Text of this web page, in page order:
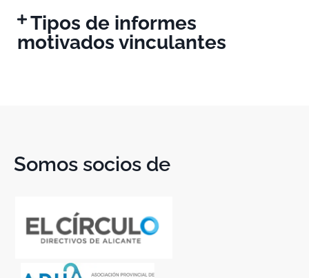
Tipos de informes
motivados vinculantes
Somos socios de